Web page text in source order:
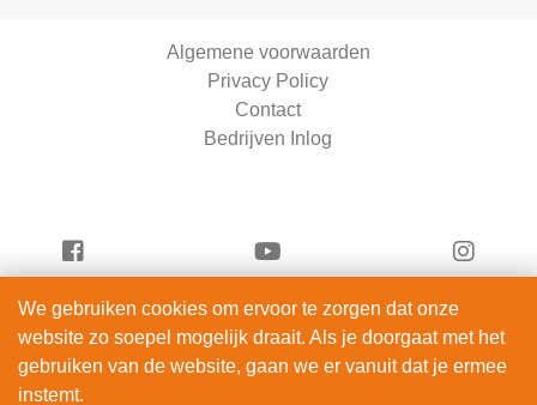
Algemene voorwaarden
Privacy Policy
Contact
Bedrijven Inlog
Vandaag Fietsen is onderdeel van
ServiceRight B.V. | KVK 90914872
We gebruiken cookies om ervoor te zorgen dat onze
website zo soepel mogelijk draait. Als je doorgaat met het
gebruiken van de website, gaan we er vanuit dat je ermee
instemt.